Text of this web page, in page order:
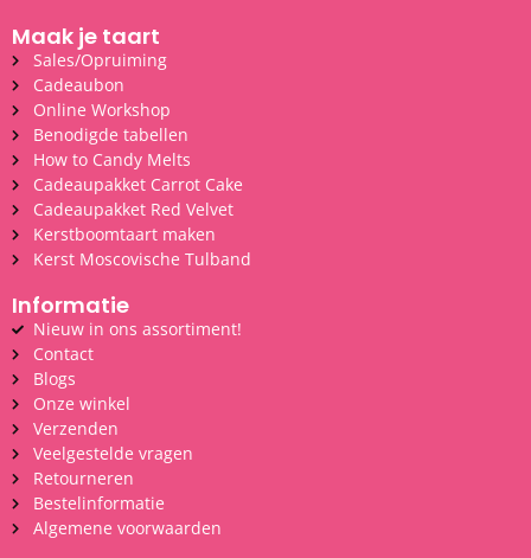
Maak je taart
Sales/Opruiming
Cadeaubon
Online Workshop
Benodigde tabellen
How to Candy Melts
Cadeaupakket Carrot Cake
Cadeaupakket Red Velvet
Kerstboomtaart maken
Kerst Moscovische Tulband
Informatie
Nieuw in ons assortiment!
Contact
Blogs
Onze winkel
Verzenden
Veelgestelde vragen
Retourneren
Bestelinformatie
Algemene voorwaarden